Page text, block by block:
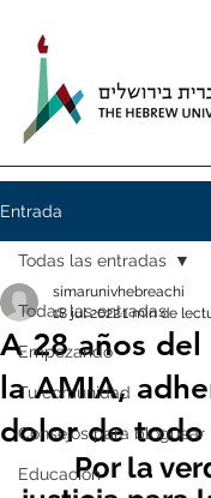
Entrada
Todas las entradas
Empezando
Tu comunidad
Consejos para bloguear
Educación
Todas las entradas
A 28 años
la AMIA,
dolor de todo
simarunivhebreachi
18 jul 20221 min de
Por la